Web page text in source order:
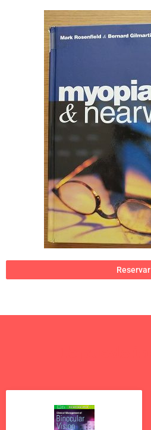
Legislación
Formación
Archivo de formación
Vídeos de formación
Eventos COORM
MURCIA OPTOM MEETING 2025
EL COORM EN EL OPTOM 2024
V Congreso de Salud Visual y Pediatría 2022
Transparencia
Quiénes somos
Actualidad
Contacto
Reservar